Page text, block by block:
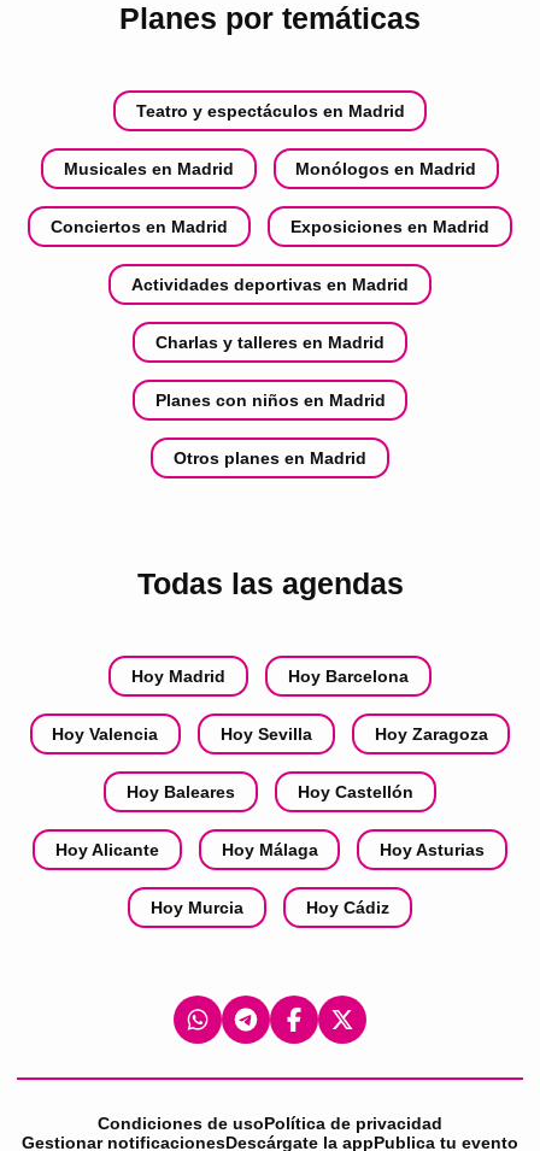
Planes por temáticas
Teatro y espectáculos en Madrid
Musicales en Madrid Monólogos en Madrid
Conciertos en Madrid Exposiciones en Madrid
Actividades deportivas en Madrid
Charlas y talleres en Madrid
Planes con niños en Madrid
Otros planes en Madrid
Todas las agendas
Hoy Madrid Hoy Barcelona
Hoy Valencia Hoy Sevilla Hoy Zaragoza
Hoy Baleares Hoy Castellón
Hoy Alicante Hoy Málaga Hoy Asturias
Hoy Murcia Hoy Cádiz
Condiciones de usoPolítica de privacidad
Gestionar notificacionesDescárgate la appPublica tu evento